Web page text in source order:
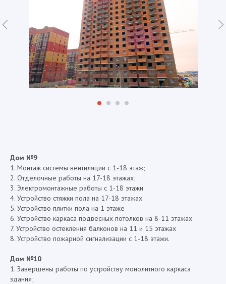
Дом №9
1. Монтаж системы вентиляции с 1-18 этаж;
2. Отделочные работы на 17-18 этажах;
3. Электромонтажные работы с 1-18 этажи
4. Устройство стяжки пола на 17-18 этажах
5. Устройство плитки пола на 1 этаже
6. Устройство каркаса подвесных потолков на 8-11 этажах
7. Устройство остекления балконов на 11 и 15 этажах
8. Устройство пожарной сигнализации с 1-18 этажи.
Дом №10
1. Завершены работы по устройству монолитного каркаса
здания;